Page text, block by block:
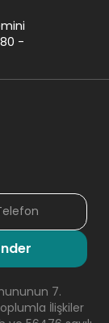
-
7.
İlişkiler